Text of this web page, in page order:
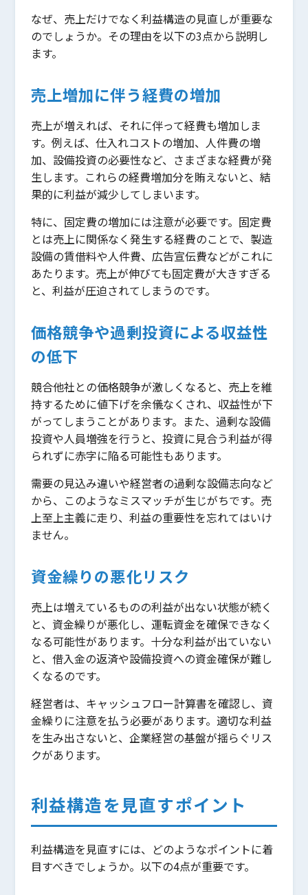
なぜ、売上だけでなく利益構造の見直しが重要な
のでしょうか。その理由を以下の3点から説明し
ます。
売上増加に伴う経費の増加
売上が増えれば、それに伴って経費も増加しま
す。例えば、仕入れコストの増加、人件費の増
加、設備投資の必要性など、さまざまな経費が発
生します。これらの経費増加分を賄えないと、結
果的に利益が減少してしまいます。
特に、固定費の増加には注意が必要です。固定費
とは売上に関係なく発生する経費のことで、製造
設備の賃借料や人件費、広告宣伝費などがこれに
あたります。売上が伸びても固定費が大きすぎる
と、利益が圧迫されてしまうのです。
価格競争や過剰投資による収益性
の低下
競合他社との価格競争が激しくなると、売上を維
持するために値下げを余儀なくされ、収益性が下
がってしまうことがあります。また、過剰な設備
投資や人員増強を行うと、投資に見合う利益が得
られずに赤字に陥る可能性もあります。
需要の見込み違いや経営者の過剰な設備志向など
から、このようなミスマッチが生じがちです。売
上至上主義に走り、利益の重要性を忘れてはいけ
ません。
資金繰りの悪化リスク
売上は増えているものの利益が出ない状態が続く
と、資金繰りが悪化し、運転資金を確保できなく
なる可能性があります。十分な利益が出ていない
と、借入金の返済や設備投資への資金確保が難し
くなるのです。
経営者は、キャッシュフロー計算書を確認し、資
金繰りに注意を払う必要があります。適切な利益
を生み出さないと、企業経営の基盤が揺らぐリス
クがあります。
利益構造を見直すポイント
利益構造を見直すには、どのようなポイントに着
目すべきでしょうか。以下の4点が重要です。